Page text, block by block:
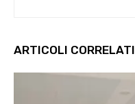
ARTICOLI CORRELATI